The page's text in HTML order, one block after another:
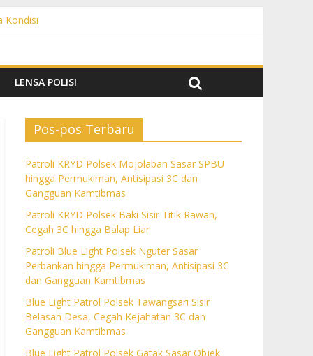
Kondisi
Gangguan Kamtibmas
Kamtibmas
LENSA POLISI
Pos-pos Terbaru
Patroli KRYD Polsek Mojolaban Sasar SPBU
hingga Permukiman, Antisipasi 3C dan
Gangguan Kamtibmas
Patroli KRYD Polsek Baki Sisir Titik Rawan,
Cegah 3C hingga Balap Liar
Patroli Blue Light Polsek Nguter Sasar
Perbankan hingga Permukiman, Antisipasi 3C
dan Gangguan Kamtibmas
Blue Light Patrol Polsek Tawangsari Sisir
Belasan Desa, Cegah Kejahatan 3C dan
Gangguan Kamtibmas
Blue Light Patrol Polsek Gatak Sasar Objek